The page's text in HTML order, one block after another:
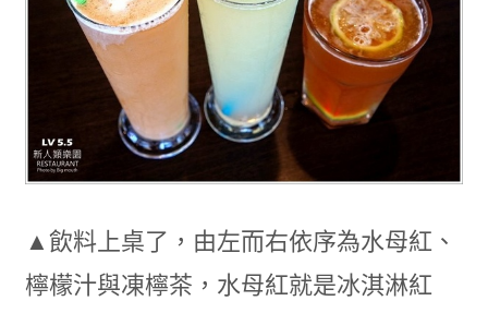
▲飲料上桌了，由左而右依序為水母紅、
檸檬汁與凍檸茶，水母紅就是冰淇淋紅